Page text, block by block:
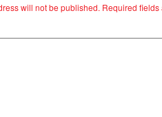
will not be published. Required fields